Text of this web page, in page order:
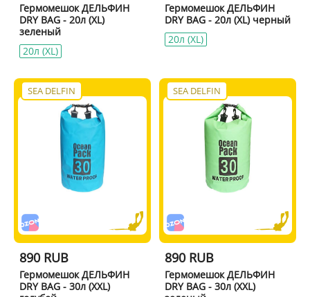
Гермомешок ДЕЛЬФИН
DRY BAG - 20л (XL)
зеленый
20л (XL)
Гермомешок ДЕЛЬФИН
DRY BAG - 20л (XL) черный
20л (XL)
SEA DELFIN
890 RUB
Гермомешок ДЕЛЬФИН
DRY BAG - 30л (XXL)
SEA DELFIN
890 RUB
Гермомешок ДЕЛЬФИН
DRY BAG - 30л (XXL)